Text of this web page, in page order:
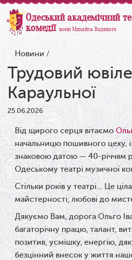
Одеський академічний
комедії імені Михайла Водяного
Новини /
Трудовий
Караульної
25.06.2026
Від щирого серця вітаємо
начальницю пошивного цеху,
знаковою датою — 40-річчям
Одеському театрі музичної
Стільки років у театрі… Це
майстерності, любові до
Дякуємо Вам, дорога Ольго
багаторічну працю, талант,
позитив, усмішку, енергію,
безцінний внесок у життя